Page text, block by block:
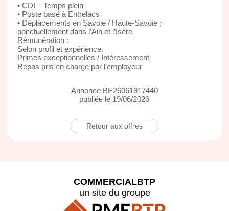
• CDI – Temps plein
• Poste basé à Entrelacs
• Déplacements en Savoie / Haute-Savoie ;
ponctuellement dans l’Ain et l’Isère
Rémunération :
Selon profil et expérience.
Primes exceptionnelles / Intéressement
Repas pris en charge par l’employeur
Annonce BE26061917440
publiée le 19/06/2026
Retour aux offres
COMMERCIALBTP
un site du groupe